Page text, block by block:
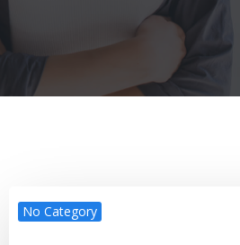
No Category